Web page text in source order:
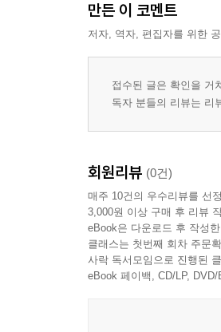
만든 이 코멘트
저자, 역자, 편집자를 위한
접수된 글은 확인을 거
독자 분들의 리뷰는 리
회원리뷰 (0건)
매주 10건의 우수리뷰를 선
3,000원 이상 구매 후 리뷰
eBook은 다운로드 후 작성
클래스는 첫번째 회차 주문
사락 독서모임으로 진행된
eBook 페이백, CD/LP,